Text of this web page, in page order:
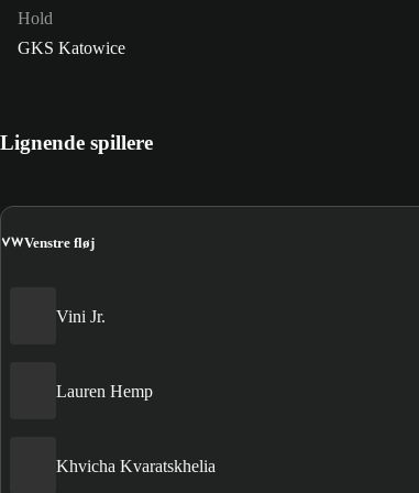
Hold
GKS Katowice
Lignende spillere
VWVenstre fløj
Vini Jr.
Lauren Hemp
Khvicha Kvaratskhelia